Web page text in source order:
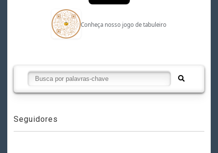
Conheça nosso jogo de tabuleiro
Seguidores